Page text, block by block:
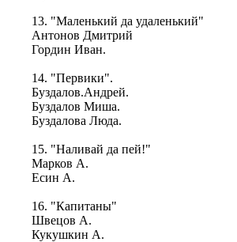
13. "Маленький да удаленький"
Антонов Дмитрий
Гордин Иван.
14. "Первики".
Буздалов.Андрей.
Буздалов Миша.
Буздалова Люда.
15. "Наливай да пей!"
Марков А.
Есин А.
16. "Капитаны"
Швецов А.
Кукушкин А.